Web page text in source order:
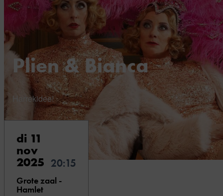
Plien & Bianca
Harrekidee!
di 11
nov
2025 20:15
Grote zaal -
Hamlet